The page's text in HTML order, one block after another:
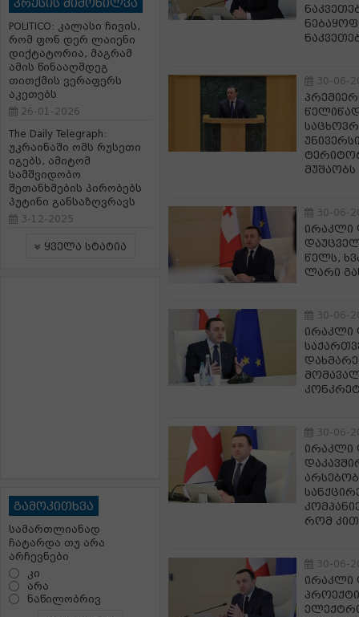
პრესის მიმოხილვა
POLITICO: კალასი ჩივის,
რომ ფონ დერ ლაიენი
დიქტატორია, მაგრამ
ამის წინააღმდეგ
თითქმის ვერაფერს
აკეთებს
26-01-2026
The Daily Telegraph:
უკრაინაში ომს რუსეთი
იგებს, ამიტომ
სამშვიდობო
შეთანხმების პირობებს
პუტინი განსაზღვრავს
3-12-2025
ყველა სტატია
გამოკითხვა
სამართლიანად
ჩატარდა თუ არა
არჩევნები
კი
არა
ნაწილობრივ
30-06-
მუშაობს
30-06-
ირაკლი
წელს,
ლარი
30-06-
ირაკლი
30-06-
ირაკლი
რომ
30-06-
ირაკლი